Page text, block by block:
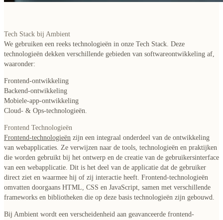
Tech Stack bij Ambient
We gebruiken een reeks technologieën in onze Tech Stack. Deze
technologieën dekken verschillende gebieden van softwareontwikkeling af,
waaronder:
Frontend-ontwikkeling
Backend-ontwikkeling
Mobiele-app-ontwikkeling
Cloud- & Ops-technologieën.
Frontend Technologieën
Frontend-technologieën zijn een integraal onderdeel van de ontwikkeling
van webapplicaties. Ze verwijzen naar de tools, technologieën en praktijken
die worden gebruikt bij het ontwerp en de creatie van de gebruikersinterface
van een webapplicatie. Dit is het deel van de applicatie dat de gebruiker
direct ziet en waarmee hij of zij interactie heeft. Frontend-technologieën
omvatten doorgaans HTML, CSS en JavaScript, samen met verschillende
frameworks en bibliotheken die op deze basis technologieën zijn gebouwd.
Bij Ambient wordt een verscheidenheid aan geavanceerde frontend-